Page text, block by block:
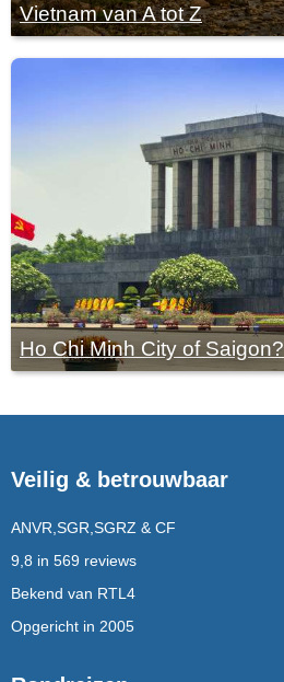
Vietnam van A tot Z
Ho Chi Minh City of Saigon?
Veilig & betrouwbaar
ANVR,SGR,SGRZ & CF
9,8 in 569 reviews
Bekend van RTL4
Opgericht in 2005